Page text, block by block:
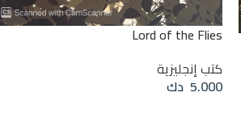
Lord of the Flies
كتب إنجليزية
5.000 دك